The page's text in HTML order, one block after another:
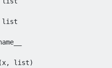
(x, list)